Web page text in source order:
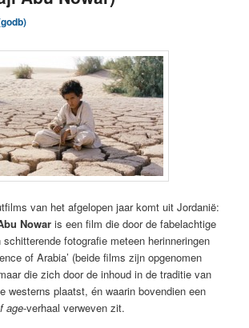
van het afgelopen jaar komt uit Jordanië:
Nowar is een film die door de fabelachtige
fotografie meteen herinneringen
of Arabia’ (beide films zijn opgenomen
die zich door de inhoud in de traditie van
westerns plaatst, én waarin bovendien een
age-verhaal verweven zit.